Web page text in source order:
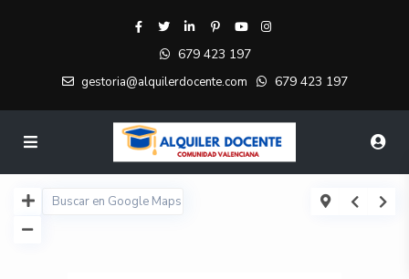
679 423 197
gestoria@alquilerdocente.com 679 423 197